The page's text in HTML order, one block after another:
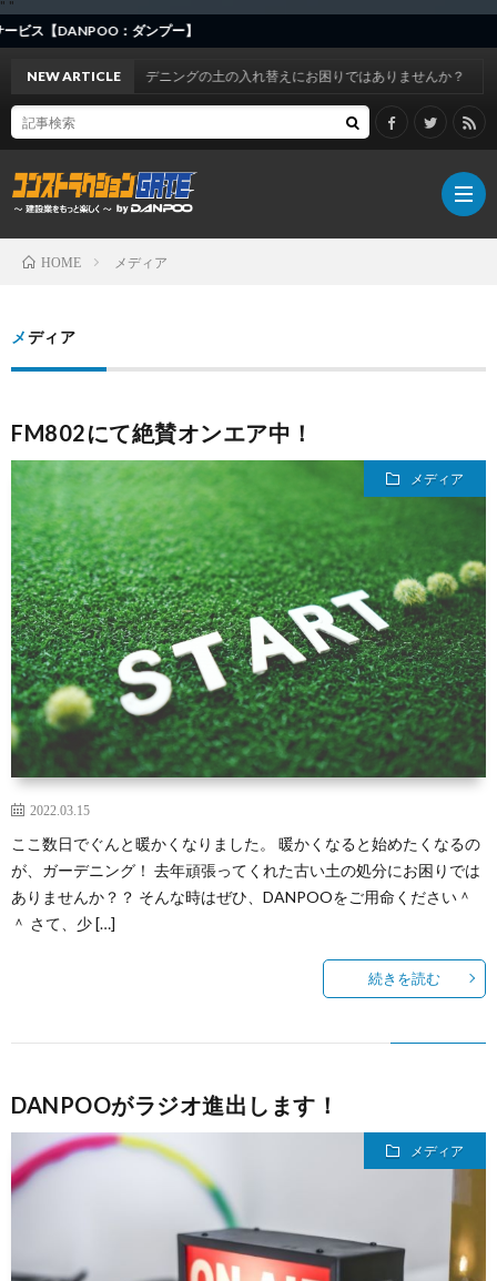
" "
：ダンプー】
お
ら
せ
例
紹
介
建
設
関
連
情
ニ
ュ
ー
ス
メ
デ
ィ
日々
の
イ
セ
ミ
の
NEW ARTICLE
ガーデニングの土の入れ替えにお困りではありませんか？
HOME メディア
メディア
FM802にて絶賛オンエア中！
メディア
2022.03.15
ここ数日でぐんと暖かくなりました。 暖かくなると始めたくなるの
が、ガーデニング！ 去年頑張ってくれた古い土の処分にお困りでは
ありませんか？？ そんな時はぜひ、DANPOOをご用命ください＾
＾ さて、少 […]
続きを読む
DANPOOがラジオ進出します！
メディア